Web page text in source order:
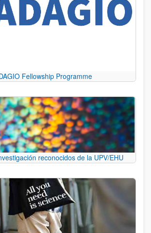
Fellowship Programme
reconocidos de la UPV/EHU